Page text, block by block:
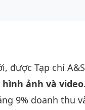
được Tạp chí
ảnh và video
9% doanh thu